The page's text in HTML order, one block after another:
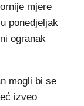
mjere
ponedjeljak
ogranak
mogli bi se
izveo